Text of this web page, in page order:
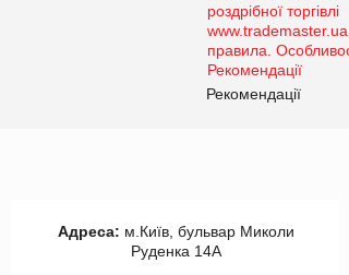
Рекомендації
Адреса: м.Київ, бульвар Миколи
Руденка 14А